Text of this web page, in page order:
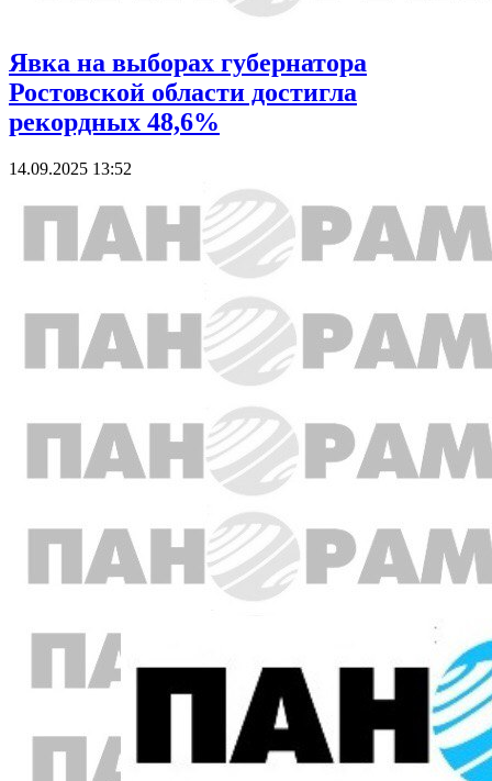
Явка на выборах губернатора
Ростовской области достигла
рекордных 48,6%
14.09.2025 13:52